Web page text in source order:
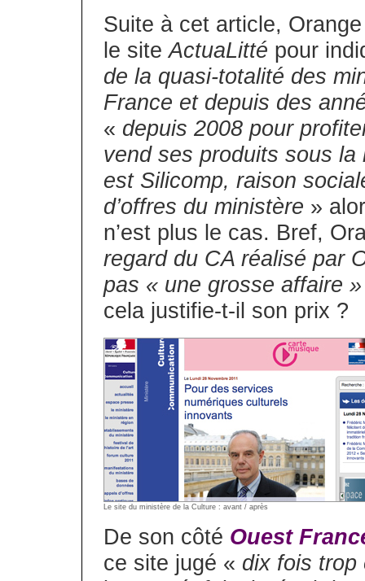
Suite à cet article,
le siteActuaLitté pour
de la quasi-totalité des
France et depuis des
« depuis 2008 pour
vend ses produits sous
est Silicomp, raison
d’offres du ministère »
n’est plus le cas. Bref,
regard du CA réalisé par
pas « une grosse affaire »
cela justifie-t-il son prix ?
Le site du ministère de la Culture : avant / après
De son côté Ouest
ce site jugé « dix fois trop